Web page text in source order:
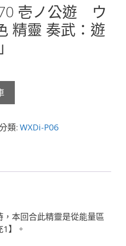
壱ノ公遊 ウ
精靈 奏武：遊
類: WXDi-P06
，本回合此精靈是從能量區
】。